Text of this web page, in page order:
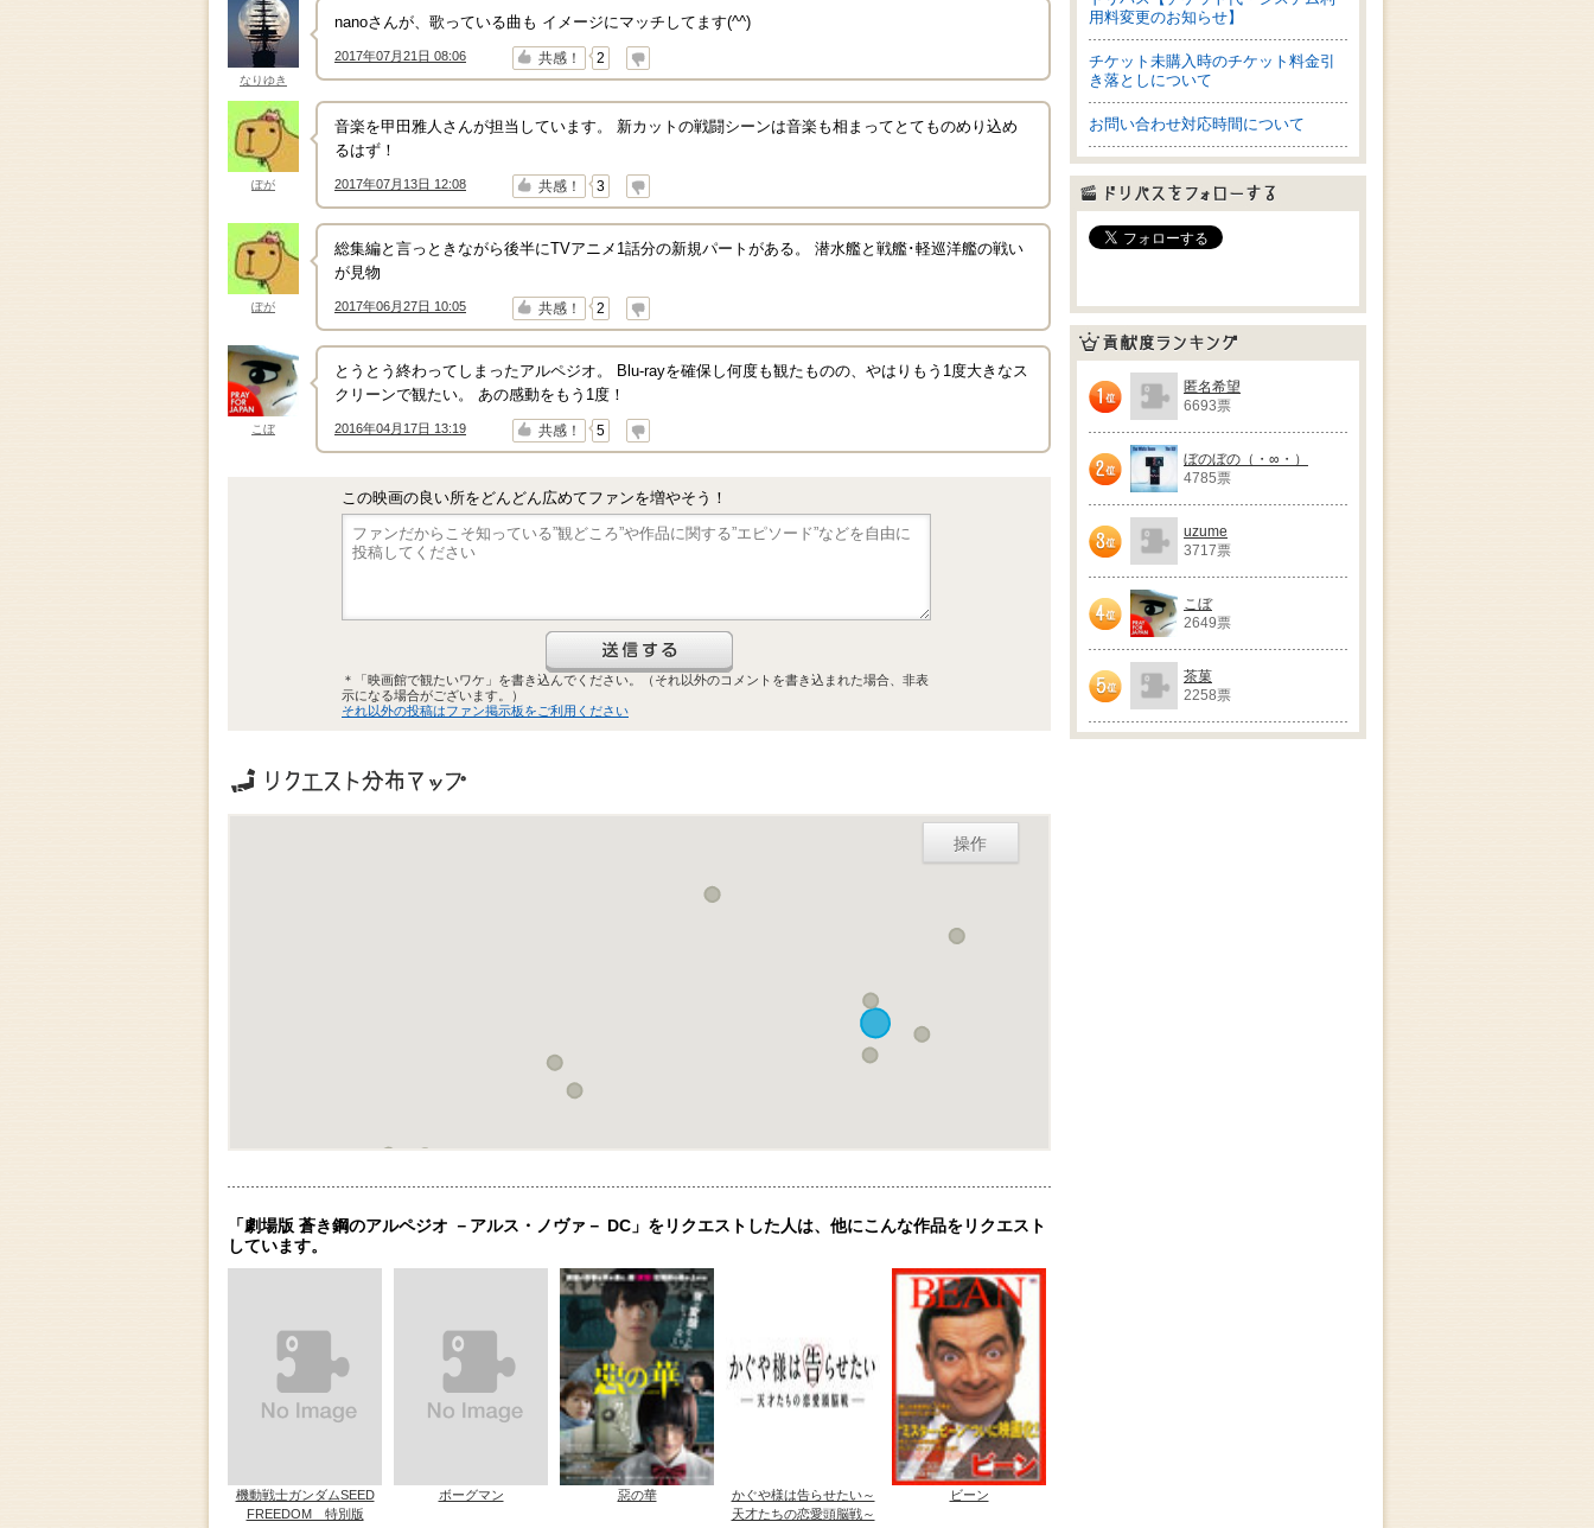
なりゆき
nanoさんが、歌っている曲も イメージにマッチしてます(^^)
2017年07月21日 08:06
↑ 共感！ 2
↓
ぽが
音楽を甲田雅人さんが担当しています。 新カットの戦闘シーンは音楽も相まってとてものめり込め
るはず！
2017年07月13日 12:08
↑ 共感！ 3
↓
ぽが
総集編と言っときながら後半にTVアニメ1話分の新規パートがある。 潜水艦と戦艦･軽巡洋艦の戦い
が見物
2017年06月27日 10:05
↑ 共感！ 2
↓
こぼ
とうとう終わってしまったアルペジオ。 Blu-rayを確保し何度も観たものの、やはりもう1度大きなス
クリーンで観たい。 あの感動をもう1度！
2016年04月17日 13:19
↑ 共感！ 5
↓
この映画の良い所をどんどん広めてファンを増やそう！
＊「映画館で観たいワケ」を書き込んでください。（それ以外のコメントを書き込まれた場合、非表
示になる場合がございます。）
それ以外の投稿はファン掲示板をご利用ください
操作
「劇場版 蒼き鋼のアルペジオ －アルス・ノヴァ－ DC」をリクエストした人は、他にこんな作品をリクエスト
しています。
機動戦士ガンダムSEED
FREEDOM 特別版
ボーグマン 惡の華
かぐや様は告らせたい～
天才たちの恋愛頭脳戦～
ビーン
用料変更のお知らせ】
チケット未購入時のチケット料金引
き落としについて
お問い合わせ対応時間について
ドリパスをフォローする
貢献度ランキング匿名希望
6693票
ぼのぼの（・∞・）
4785票
uzume
3717票
こぼ
2649票
茶菓
2258票